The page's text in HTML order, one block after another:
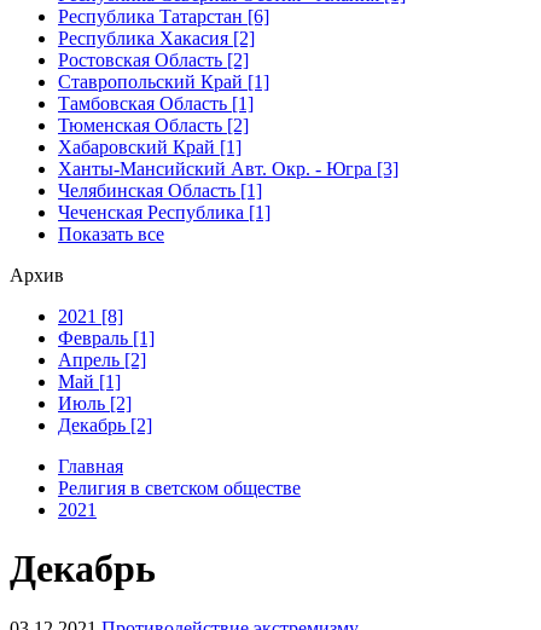
Республика Татарстан [6]
Республика Хакасия [2]
Ростовская Область [2]
Ставропольский Край [1]
Тамбовская Область [1]
Тюменская Область [2]
Хабаровский Край [1]
Ханты-Мансийский Авт. Окр. - Югра [3]
Челябинская Область [1]
Чеченская Республика [1]
Показать все
Архив
2021 [8]
Февраль [1]
Апрель [2]
Май [1]
Июль [2]
Декабрь [2]
Главная
Религия в светском обществе
2021
Декабрь